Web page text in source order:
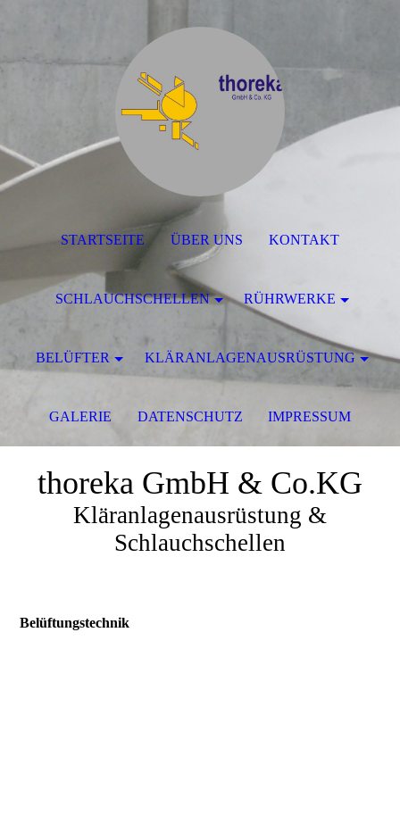
thoreka GmbH & Co.KG
Kläranlagenausrüstung &
Schlauchschellen
Belüftungstechnik
STARTSEITE ÜBER UNS KONTAKT
SCHLAUCHSCHELLEN RÜHRWERKE
BELÜFTER KLÄRANLAGENAUSRÜSTUNG
GALERIE DATENSCHUTZ IMPRESSUM